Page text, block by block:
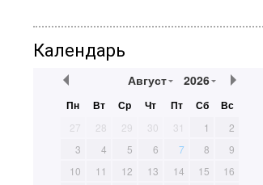
Календарь
Август 2026
Пн Вт Ср Чт Пт Сб Вс
27 28 29 30 31 1
2
3
4 5 6 7 8
9
10
11 12 13 14 15
16